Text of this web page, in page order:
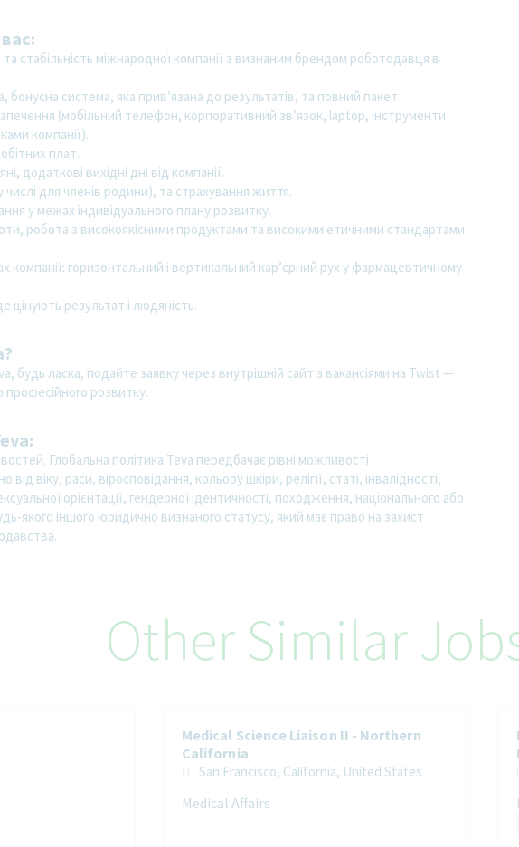
стабільність міжнародної компанії з визнаним брендом роботодавця в
бонусна система, яка прив’язана до результатів, та повний пакет
(мобільний телефон, корпоративний зв’язок, laptop, інструменти
компанії).
плат.
додаткові вихідні дні від компанії.
для членів родини), та страхування життя.
у межах індивідуального плану розвитку.
робота з високоякісними продуктами та високими етичними стандартами
компанії: горизонтальний і вертикальний кар’єрний рух у фармацевтичному
результат і людяність.
будь ласка, подайте заявку через внутрішній сайт з вакансіями на Twist —
розвитку.
Глобальна політика Teva передбачає рівні можливості
віку, раси, віросповідання, кольору шкіри, релігії, статі, інвалідності,
орієнтації, гендерної ідентичності, походження, національного або
якого іншого юридично визнаного статусу, який має право на захист
Other Similar
Medical Science Liaison II - Northern
California
San Francisco, California, United States
Medical Affairs